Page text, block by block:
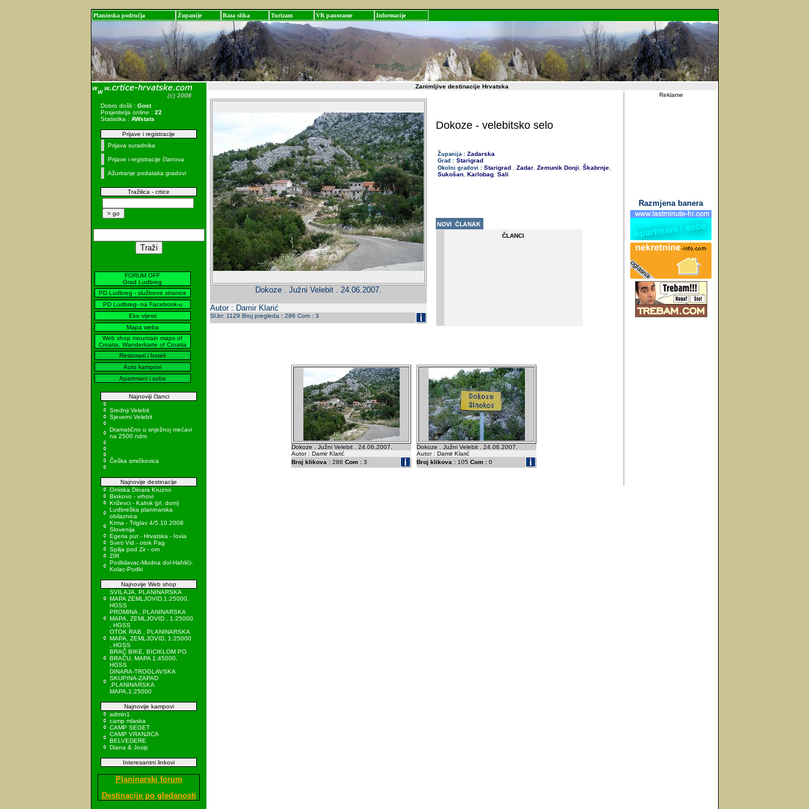
Planinska područja Županije Baza slika Turizam VR panorame Informacije
Dobro došli : Gost
Posjetitelja online : 22
Statistika : AWstats
Prijave i registracije
Prijava suradnika
Prijave i registracije članova
Ažuriranje podataka gradovi
Tražilica - crtice
FORUM OFF
Grad Ludbreg
PD Ludbreg - službene stranice
PD Ludbreg- na Facebook-u
Eko vijesti
Mapa weba
Web shop mountain maps of
Croatia, Wanderkarte of Croatia
Restorani i hoteli
Auto kampovi
Apartmani i sobe
Najnoviji članci
Srednji Velebit
Sjeverni Velebit
Dramatično u snježnoj mećavi
na 2500 ndm
Češka smrčkovica
Najnovije destinacije
Omiska Dinara Kruzno
Biokovo - vrhovi
Križevci - Kalnik (pl. dom)
Ludbreška planinarska
obilaznica
Krma - Triglav 4/5.10.2008
Slovenija
Egeria put - Hrvatska - Iovia
Sveti Vid - otok Pag
Spilja pod Zir - om
ZIR
Podkilavac-Mudna dol-Hahlići-
Kolac-Podki
Najnovije Web shop
SVILAJA, PLANINARSKA
MAPA ZEMLJOVID,1:25000,
HGSS
PROMINA , PLANINARSKA
MAPA, ZEMLJOVID , 1:25000
, HGSS
OTOK RAB , PLANINARSKA
MAPA, ZEMLJOVID, 1:25000
, HGSS
BRAČ BIKE, BICIKLOM PO
BRAČU, MAPA 1:45000,
HGSS
DINARA-TROGLAVSKA
SKUPINA-ZAPAD
,PLANINARSKA
MAPA,1:25000
Najnovije kampovi
admin1
camp mlaska
CAMP SEGET
CAMP VRANJICA
BELVEDERE
Diana & Josip
Interesantni linkovi
Planinarski forum
Destinacije po gledanosti
Zanimljive destinacije Hrvatska
Dokoze . Južni Velebit . 24.06.2007.
Autor : Damir Klarić
Sl.br: 1129 Broj pregleda : 286 Com : 3
Dokoze - velebitsko selo
Županija : Zadarska
Grad : Starigrad
Okolni gradovi : Starigrad , Zadar, Zemunik Donji, Škabrnje,
Sukošan, Karlobag, Sali
ČLANCI
Dokoze . Južni Velebit . 24.06.2007.
Autor : Damir Klarić
Broj klikova : 286 Com : 3
Dokoze . Južni Velebit . 24.06.2007.
Autor : Damir Klarić
Broj klikova : 105 Com : 0
Reklame
Razmjena banera